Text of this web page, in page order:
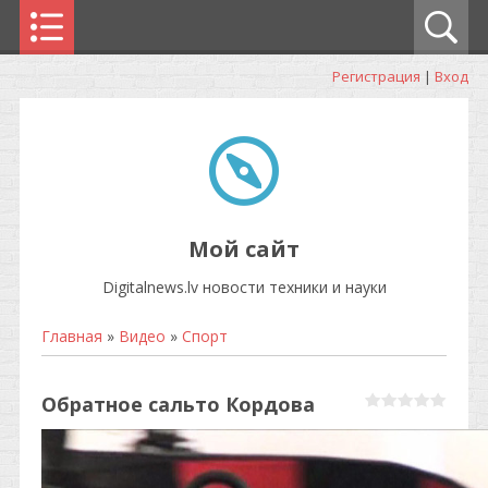
Регистрация | Вход
Мой сайт
Digitalnews.lv новости техники и науки
Главная » Видео » Спорт
Обратное сальто Кордова